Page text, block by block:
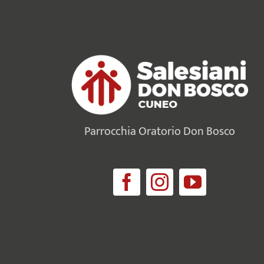
Parrocchia Oratorio Don Bosco